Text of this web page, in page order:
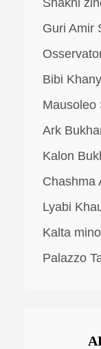
Guri Amir
Bibi
Mausoleo
Ark
Kalon
Chashma
Lyabi
Kalta
Palazzo